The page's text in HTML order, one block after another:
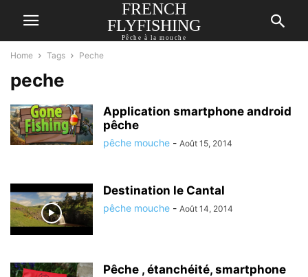
FRENCH
FLYFISHING
Pêche à la mouche
Home Tags Peche
peche
Application smartphone android
pêche
pêche mouche - Août 15, 2014
Destination le Cantal
pêche mouche - Août 14, 2014
Pêche , étanchéité, smartphone